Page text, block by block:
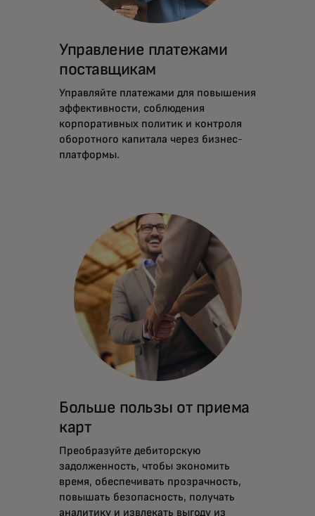
Управление платежами
поставщикам
Управляйте платежами для повышения
эффективности, соблюдения
корпоративных политик и контроля
оборотного капитала через бизнес-
платформы.
Больше пользы от приема
карт
Преобразуйте дебиторскую
задолженность, чтобы экономить
время, обеспечивать прозрачность,
повышать безопасность, получать
аналитику и извлекать выгоду из